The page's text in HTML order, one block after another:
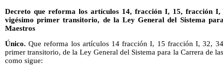
Decreto que reforma los artículos 14, fracción I, 15, fracción
vigésimo primer transitorio, de la Ley General del Sistema
Maestros
Único.Que reforma los artículos 14 fracción I, 15 fracción I, 32,
primer transitorio, de la Ley General del Sistema para la Carrera de
como sigue: